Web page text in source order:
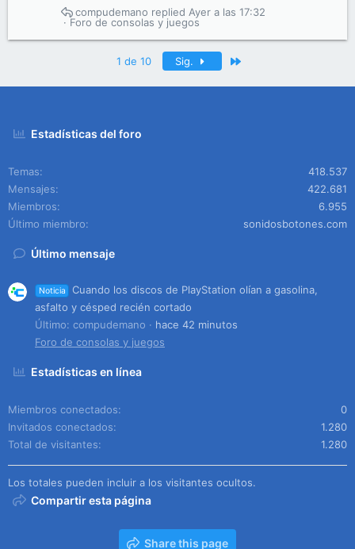
Foro de consolas y juegos
Ayer a las 17:32
compudemano
1 de 10 Sig.
Estadísticas del foro
Temas
418.537
Mensajes
422.681
Miembros
6.955
Último miembro
sonidosbotones.com
Último mensaje
Noticia
Cuando los discos de PlayStation olían a gasolina,
asfalto y césped recién cortado
Último: compudemano
hace 42 minutos
Foro de consolas y juegos
Estadísticas en línea
Miembros conectados
0
Invitados conectados
1.280
Total de visitantes
1.280
Los totales pueden incluir a los visitantes ocultos.
Compartir esta página
Share this page